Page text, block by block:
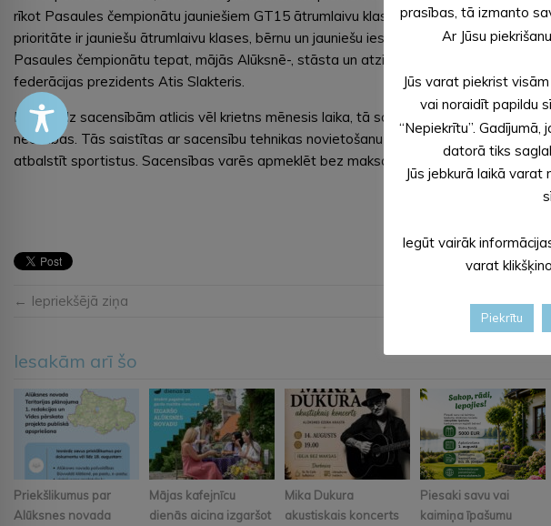
rīkot Pasaules čempionātu jauniešiem GT15 ātrumlaivu klasē. Tas priecē, jo
prioritāte ir jauniešu ātrumlaivu klases, bērnu un jauniešu iesaiste sportā un atbalsts.
Pasaules čempionātu tepat, mājās Alūksnē-, stāsta un atzinīgus vārdus Alūksnei teic
federācijas prezidents Atis Slakteris.
Lai arī līdz sacensībām atlicis vēl krietns mēnesis laika, tā sagatavošanās darbi, jau
neērtības. Tās saistītas ar sacensību tehnikas novietošanu un Pilssalas peldvietas
atbalstīt sportistus. Sacensības varēs apmeklēt bez maksas.
← Iepriekšējā ziņa
Iesakām arī šo
Priekšlikumus par
Alūksnes novada
Mājas kafejnīcu
dienās aicina izgaršot
Mika Dukura
akustiskais koncerts
Piesaki savu vai
kaimiņa īpašumu
prasības, tā izmanto
Ar Jūsu
Jūs varat piekrist
vai noraidīt papildu
“Nepiekrītu”. Gadījumā,
datorā tiks
Jūs jebkurā laikā
Iegūt vairāk
varat
Piekrītu